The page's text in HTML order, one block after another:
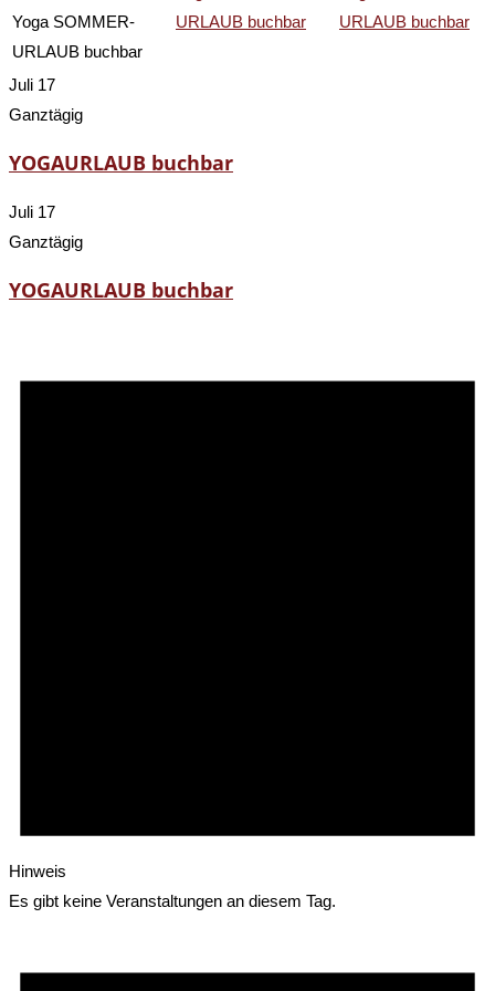
Yoga SOMMER-
URLAUB buchbar
URLAUB buchbar
URLAUB buchbar
Juli 17
Ganztägig
YOGAURLAUB buchbar
Juli 17
Ganztägig
YOGAURLAUB buchbar
Hinweis
Es gibt keine Veranstaltungen an diesem Tag.